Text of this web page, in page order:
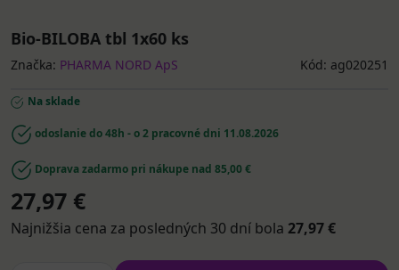
Bio-BILOBA tbl 1x60 ks
Značka: PHARMA NORD ApS Kód: ag020251
Na sklade
odoslanie do 48h - o 2 pracovné dni 11.08.2026
Doprava zadarmo pri nákupe nad 85,00 €
27,97 €
Najnižšia cena za posledných 30 dní bola 27,97 €